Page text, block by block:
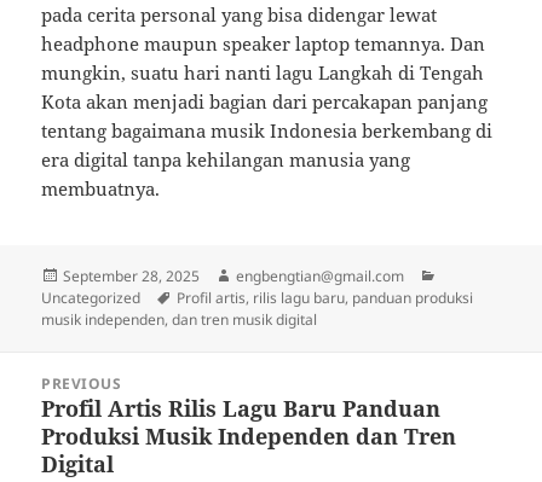
pada cerita personal yang bisa didengar lewat
headphone maupun speaker laptop temannya. Dan
mungkin, suatu hari nanti lagu Langkah di Tengah
Kota akan menjadi bagian dari percakapan panjang
tentang bagaimana musik Indonesia berkembang di
era digital tanpa kehilangan manusia yang
membuatnya.
Posted
on
September 28, 2025 Author
engbengtian@gmail.com
Uncategorized
Tags
Profil artis, rilis lagu baru, panduan produksi
musik independen, dan tren musik digital
navigation
PREVIOUS
Previous
post:
Profil Artis Rilis Lagu Baru Panduan
Produksi Musik Independen dan Tren
Digital